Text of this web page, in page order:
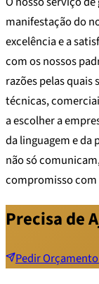
manifestação do
excelência e a
com os nossos
razões pelas
técnicas,
a escolher a
da linguagem e da
não só
compromisso com
Precisa de
Pedir